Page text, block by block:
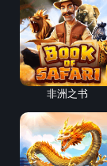
非洲之书